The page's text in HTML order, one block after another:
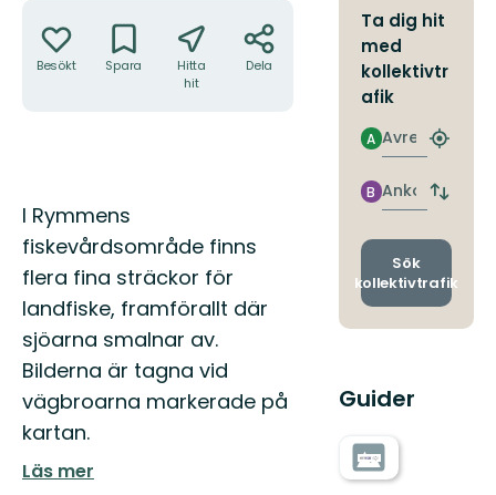
Besökt Spara
Hitta
hit
Dela
Beskrivning
I Rymmens
fiskevårdsområde finns
flera fina sträckor för
landfiske, framförallt där
sjöarna smalnar av.
Bilderna är tagna vid
vägbroarna markerade på
kartan.
Läs mer
Ta dig hit
med
kollektivtr
afik
Avresa
A
Hitta
Ankomst
B
Byt
och
Sök
kollektivtrafik
Guider